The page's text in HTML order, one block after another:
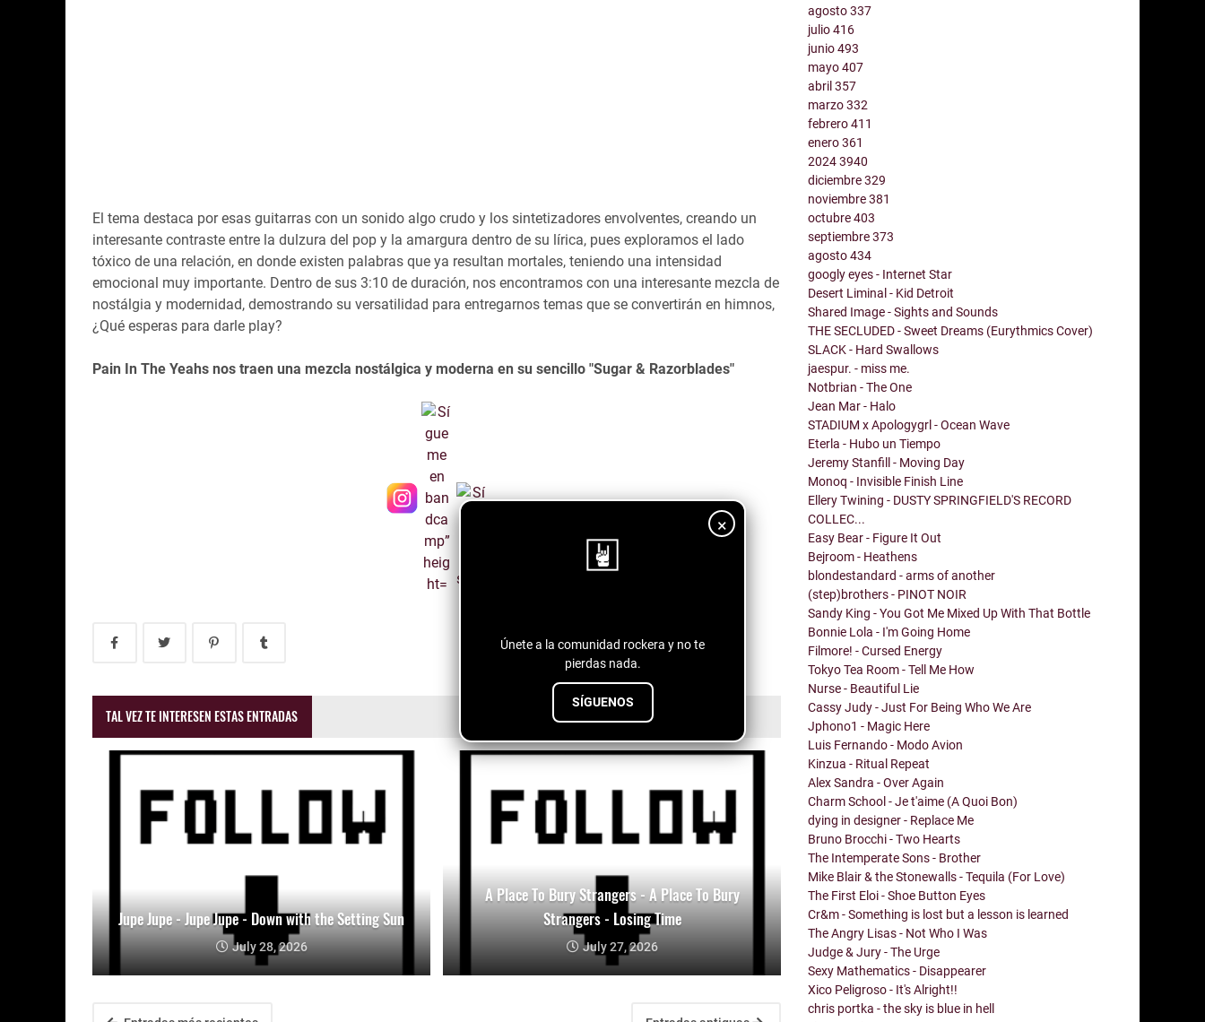
×
Únete a la comunidad rockera y no te
pierdas nada.
SÍGUENOS
El tema destaca por esas guitarras con un sonido algo crudo y los sintetizadores envolventes, creando un
interesante contraste entre la dulzura del pop y la amargura dentro de su lírica, pues exploramos el lado
tóxico de una relación, en donde existen palabras que ya resultan mortales, teniendo una intensidad
emocional muy importante. Dentro de sus 3:10 de duración, nos encontramos con una interesante mezcla de
nostálgia y modernidad, demostrando su versatilidad para entregarnos temas que se convertirán en himnos,
¿Qué esperas para darle play?
Pain In The Yeahs nos traen una mezcla nostálgica y moderna en su sencillo "Sugar & Razorblades"
TAL VEZ TE INTERESEN ESTAS ENTRADAS
Jupe Jupe - Jupe Jupe - Down with the Setting Sun
July 28, 2026
A Place To Bury Strangers - A Place To Bury
Strangers - Losing Time
July 27, 2026
agosto337
julio416
junio493
mayo407
abril357
marzo332
febrero411
enero361
20243940
diciembre329
noviembre381
octubre403
septiembre373
agosto434
googly eyes - Internet Star
Desert Liminal - Kid Detroit
Shared Image - Sights and Sounds
THE SECLUDED - Sweet Dreams (Eurythmics Cover)
SLACK - Hard Swallows
jaespur. - miss me.
Notbrian - The One
Jean Mar - Halo
STADIUM x Apologygrl - Ocean Wave
Eterla - Hubo un Tiempo
Jeremy Stanfill - Moving Day
Monoq - Invisible Finish Line
Ellery Twining - DUSTY SPRINGFIELD'S RECORD
COLLEC...
Easy Bear - Figure It Out
Bejroom - Heathens
blondestandard - arms of another
(step)brothers - PINOT NOIR
Sandy King - You Got Me Mixed Up With That Bottle
Bonnie Lola - I'm Going Home
Filmore! - Cursed Energy
Tokyo Tea Room - Tell Me How
Nurse - Beautiful Lie
Cassy Judy - Just For Being Who We Are
Jphono1 - Magic Here
Luis Fernando - Modo Avion
Kinzua - Ritual Repeat
Alex Sandra - Over Again
Charm School - Je t'aime (A Quoi Bon)
dying in designer - Replace Me
Bruno Brocchi - Two Hearts
The Intemperate Sons - Brother
Mike Blair & the Stonewalls - Tequila (For Love)
The First Eloi - Shoe Button Eyes
Cr&m - Something is lost but a lesson is learned
The Angry Lisas - Not Who I Was
Judge & Jury - The Urge
Sexy Mathematics - Disappearer
Xico Peligroso - It's Alright!!
chris portka - the sky is blue in hell